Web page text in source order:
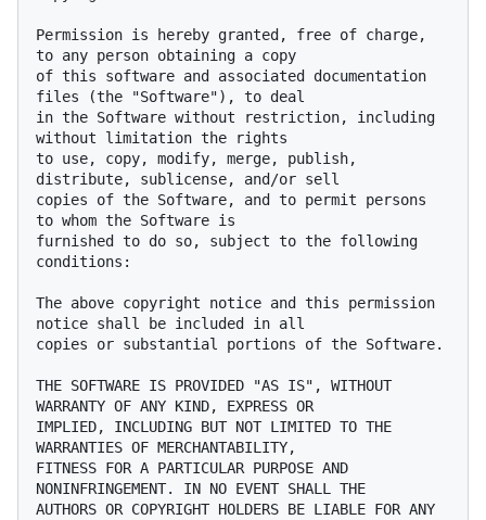
Permission is hereby granted, free of charge,
to any person obtaining a copy
of this software and associated documentation
files (the "Software"), to deal
in the Software without restriction, including
without limitation the rights
to use, copy, modify, merge, publish,
distribute, sublicense, and/or sell
copies of the Software, and to permit persons
to whom the Software is
furnished to do so, subject to the following
conditions:
The above copyright notice and this permission
notice shall be included in all
copies or substantial portions of the Software.
THE SOFTWARE IS PROVIDED "AS IS", WITHOUT
WARRANTY OF ANY KIND, EXPRESS OR
IMPLIED, INCLUDING BUT NOT LIMITED TO THE
WARRANTIES OF MERCHANTABILITY,
FITNESS FOR A PARTICULAR PURPOSE AND
NONINFRINGEMENT. IN NO EVENT SHALL THE
AUTHORS OR COPYRIGHT HOLDERS BE LIABLE FOR ANY